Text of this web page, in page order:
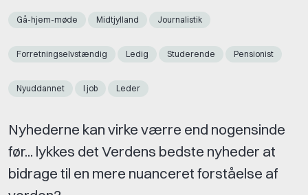
Gå-hjem-møde Midtjylland Journalistik
Forretningselvstændig Ledig Studerende Pensionist
Nyuddannet I job Leder
Nyhederne kan virke værre end nogensinde
før... lykkes det Verdens bedste nyheder at
bidrage til en mere nuanceret forståelse af